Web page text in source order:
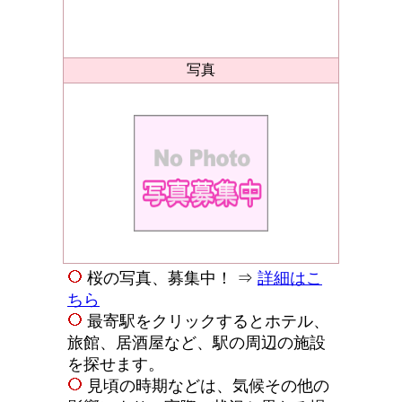
写真
桜の写真、募集中！ ⇒ 詳細はこ
ちら
最寄駅をクリックするとホテル、
旅館、居酒屋など、駅の周辺の施設
を探せます。
見頃の時期などは、気候その他の